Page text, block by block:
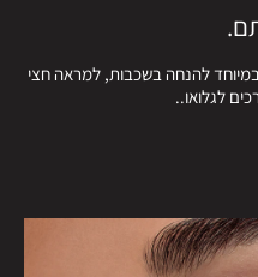
במיוחד להנחה בשכבות, למראה חצי
לגלואו..